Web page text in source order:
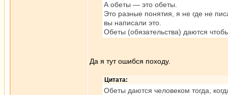
А обеты — это обеты.
Это разные понятия, я не где не
вы написали это.
Обеты (обязательства) даются
Да я тут ошибся походу.
Цитата:
Обеты даются человеком тогда,